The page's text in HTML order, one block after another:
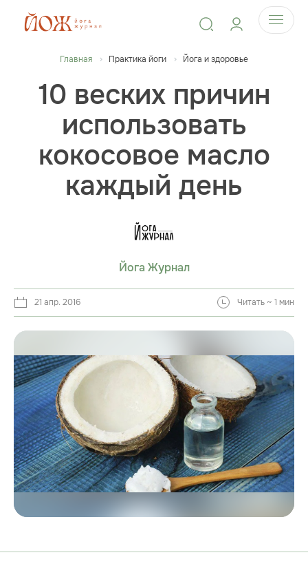
Главная Практика йоги Йога и здоровье
10 веских причин
использовать
кокосовое масло
каждый день
Йога Журнал
21 апр. 2016 Читать ~ 1 мин